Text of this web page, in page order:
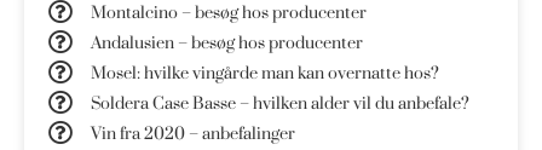
Montalcino – besøg hos producenter
Andalusien – besøg hos producenter
Mosel: hvilke vingårde man kan overnatte hos?
Soldera Case Basse – hvilken alder vil du anbefale?
Vin fra 2020 – anbefalinger